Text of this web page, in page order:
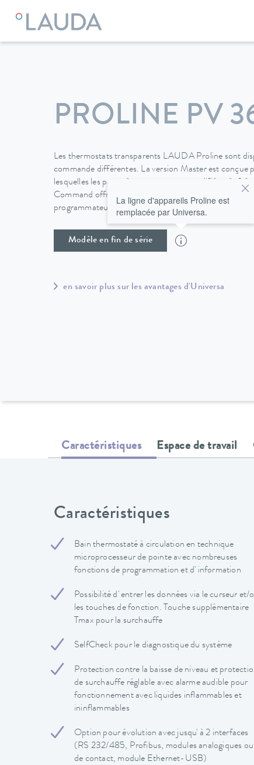
LAUDA Appareils de thermorégulation
PROLINE PV
Les thermostats transparents LAUDA Proline sont
commande différentes. La version Master est conçue
lesquelles les paramètres ne sont pas modifiés très
Command offre un écran graphique LCD qui garantit
programmateur supplémentaire.
Modèle en fin de série
La ligne d'appareils Proline est
remplacée par Universa.
en savoir plus sur les avantages d'Universa
Caractéristiques Espace de travail
Caractéristiques
Bain thermostaté à circulation en technique
microprocesseur de pointe avec nombreuses
fonctions de programmation et d' information
Possibilité d' entrer les données via le curseur et/
les touches de fonction. Touche supplémentaire
Tmax pour la surchauffe
SelfCheck pour le diagnostique du système
Protection contre la baisse de niveau et
de surchauffe réglable avec alarme audible pour
fonctionnement avec liquides inflammables et
ininflammables
Option pour évolution avec jusqu' à 2 interfaces
(RS 232/485, Profibus, modules analogiques ou
de contact, module Ethernet-USB)